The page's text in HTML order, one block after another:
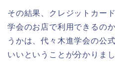
その結果、クレジットカー
学会のお店で利用できるの
うかは、代々木進学会の公
いいということが分かりまし